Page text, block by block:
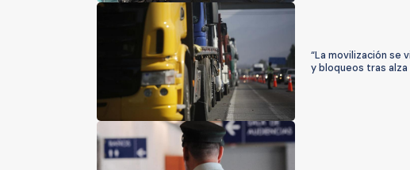
“La movilización se
y bloqueos tras